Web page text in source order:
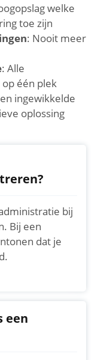
welke
toe zijn
: Nooit meer
: Alle
één plek
ingewikkelde
oplossing
bij
Bij een
dat je
een